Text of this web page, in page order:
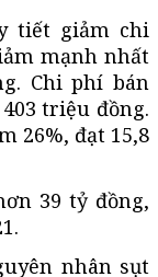
tiết giảm chi
mạnh nhất
Chi phí bán
triệu đồng.
26%, đạt 15,8
39 tỷ đồng,
nhân sụt